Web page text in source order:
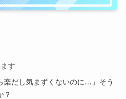
す
楽だし気まずくないのに…」そう
？